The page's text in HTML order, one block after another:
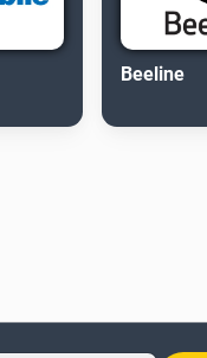
Beeline